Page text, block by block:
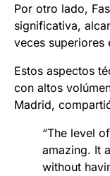
Por otro lado,
significativa,
veces superiores
Estos aspectos
con altos
Madrid,
“The level
amazing. It
without